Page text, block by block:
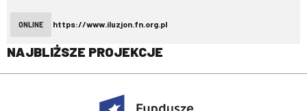
ONLINE https://www.iluzjon.fn.org.pl
NAJBLIŻSZE PROJEKCJE